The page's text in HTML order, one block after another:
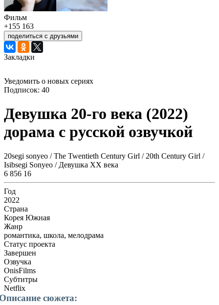
Фильм
+155 163
поделиться с друзьями
Закладки
Уведомить о новых сериях
Подписок: 40
Девушка 20-го века (2022)
дорама с русской озвучкой
20segi sonyeo / The Twentieth Century Girl / 20th Century Girl /
Isibsegi Sonyeo / Девушка XX века
6 856 16
Год
2022
Страна
Корея Южная
Жанр
романтика, школа, мелодрама
Статус проекта
Завершен
Озвучка
OnisFilms
Субтитры
Netflix
сюжета: